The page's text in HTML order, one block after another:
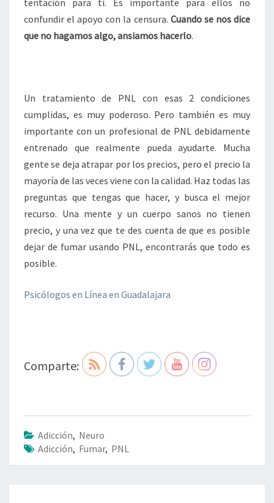
tentación para ti. Es importante para ellos no
confundir el apoyo con la censura. Cuando se nos dice
que no hagamos algo, ansiamos hacerlo.
Un tratamiento de PNL con esas 2 condiciones
cumplidas, es muy poderoso. Pero también es muy
importante con un profesional de PNL debidamente
entrenado que realmente pueda ayudarte. Mucha
gente se deja atrapar por los precios, pero el precio la
mayoría de las veces viene con la calidad. Haz todas las
preguntas que tengas que hacer, y busca el mejor
recurso. Una mente y un cuerpo sanos no tienen
precio, y una vez que te des cuenta de que es posible
dejar de fumar usando PNL, encontrarás que todo es
posible.
Psicólogos en Línea en Guadalajara
Comparte:
Adicción, Neuro
Adicción, Fumar, PNL